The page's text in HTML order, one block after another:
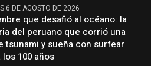
6 DE AGOSTO DE 2026
que desafió al océano: la
del peruano que corrió una
tsunami y sueña con surfear
los 100 años